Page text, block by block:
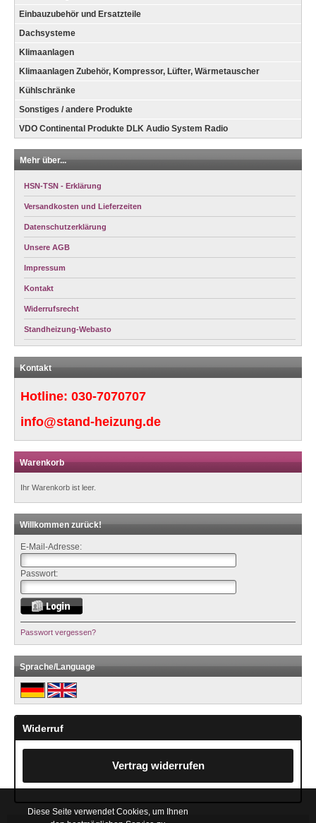
Einbauzubehör und Ersatzteile
Dachsysteme
Klimaanlagen
Klimaanlagen Zubehör, Kompressor, Lüfter, Wärmetauscher
Kühlschränke
Sonstiges / andere Produkte
VDO Continental Produkte DLK Audio System Radio
Mehr über...
HSN-TSN - Erklärung
Versandkosten und Lieferzeiten
Datenschutzerklärung
Unsere AGB
Impressum
Kontakt
Widerrufsrecht
Standheizung-Webasto
Kontakt
Hotline: 030-7070707
info@stand-heizung.de
Warenkorb
Ihr Warenkorb ist leer.
Willkommen zurück!
E-Mail-Adresse:
Passwort:
Passwort vergessen?
Sprache/Language
Widerruf
Vertrag widerrufen
Diese Seite verwendet Cookies, um Ihnen